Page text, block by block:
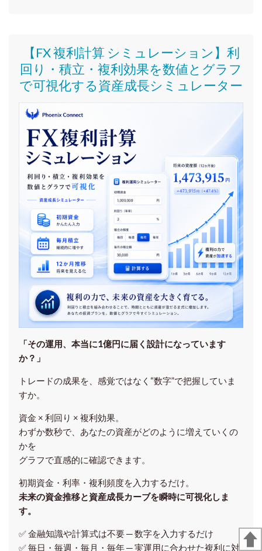
【FX 複利計算 シミュレーション】利
回り・積立・複利効果を数値とグラフ
で可視化する資産成長シミュレーター
「その運用、本当に1億円に届く設計になっています
か？」
トレードの成果を、感覚ではなく“数字”で把握していま
すか。
資金 × 利回り × 複利効果。
わずか数秒で、あなたの資産がどのように増えていくの
かを
グラフで直感的に確認できます。
初期資金・利率・複利頻度を入力するだけ。
未来の資金推移と資産成長カーブを瞬時に可視化しま
す。
✅ 金融知識や計算式は不要 ─ 数字を入力するだけ
✅ 毎日・毎週・毎月・毎年 ─ 実運用に合わせた複利に対